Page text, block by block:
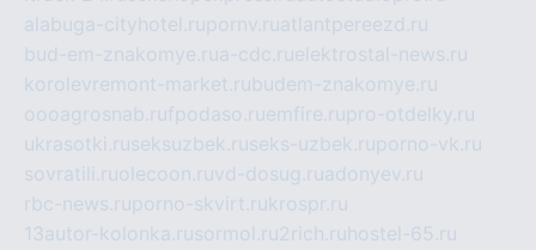
alabuga-cityhotel.rupornv.ruatlantpereezd.ru
bud-em-znakomye.rua-cdc.ruelektrostal-news.ru
korolevremont-market.rubudem-znakomye.ru
oooagrosnab.rufpodaso.ruemfire.rupro-otdelky.ru
ukrasotki.ruseksuzbek.ruseks-uzbek.ruporno-vk.ru
sovratili.ruolecoon.ruvd-dosug.ruadonyev.ru
rbc-news.ruporno-skvirt.rukrospr.ru
13autor-kolonka.rusormol.ru2rich.ru hostel-65.ru